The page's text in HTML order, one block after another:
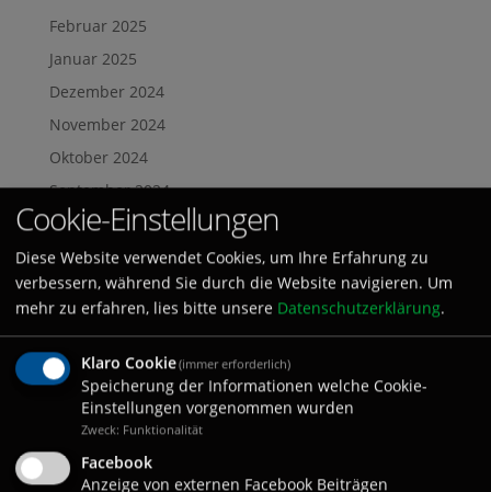
Februar 2025
Januar 2025
Dezember 2024
November 2024
Oktober 2024
September 2024
August 2024
Juli 2024
Juni 2024
Mai 2024
April 2024
März 2024
Februar 2024
Januar 2024
Dezember 2023
Cookie-Einstellungen
Diese Website verwendet Cookies, um Ihre Erfahrung zu
verbessern, während Sie durch die Website navigieren. Um
mehr zu erfahren, lies bitte unsere Datenschutzerklärung.
Klaro Cookie(immer erforderlich)
Speicherung der Informationen welche Cookie-
Einstellungen vorgenommen wurden
Zweck: Funktionalität
Facebook
Anzeige von externen Facebook Beiträgen